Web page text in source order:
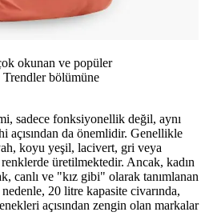
okunan ve popüler
bölümüne
sadece fonksiyonellik değil, aynı
açısından da önemlidir. Genellikle
koyu yeşil, lacivert, gri veya
üretilmektedir. Ancak, kadın
canlı ve "kız gibi" olarak tanımlanan
20 litre kapasite civarında,
açısından zengin olan markalar